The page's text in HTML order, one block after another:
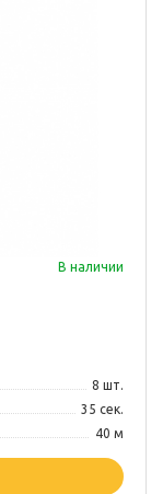
В наличии
8 шт.
35 сек.
40 м